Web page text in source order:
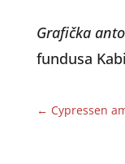
Grafička
fundusa
← Cypressen